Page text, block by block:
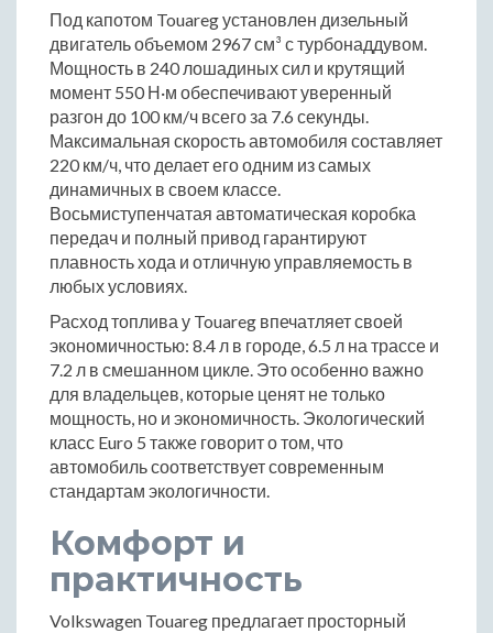
Под капотом Touareg установлен дизельный
двигатель объемом 2967 см³ с турбонаддувом.
Мощность в 240 лошадиных сил и крутящий
момент 550 Н·м обеспечивают уверенный
разгон до 100 км/ч всего за 7.6 секунды.
Максимальная скорость автомобиля составляет
220 км/ч, что делает его одним из самых
динамичных в своем классе.
Восьмиступенчатая автоматическая коробка
передач и полный привод гарантируют
плавность хода и отличную управляемость в
любых условиях.
Расход топлива у Touareg впечатляет своей
экономичностью: 8.4 л в городе, 6.5 л на трассе и
7.2 л в смешанном цикле. Это особенно важно
для владельцев, которые ценят не только
мощность, но и экономичность. Экологический
класс Euro 5 также говорит о том, что
автомобиль соответствует современным
стандартам экологичности.
Комфорт и
практичность
Volkswagen Touareg предлагает просторный